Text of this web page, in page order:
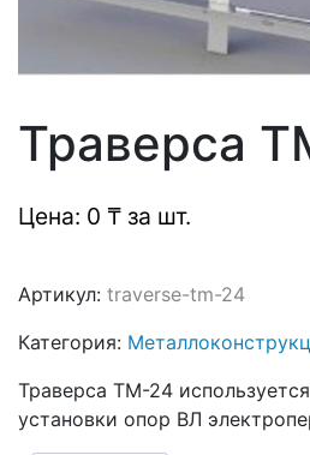
Траверса
Цена: 0 ₸ за шт.
Артикул: traverse-tm-24
Категория:
Траверса ТМ-24
установки опор ВЛ